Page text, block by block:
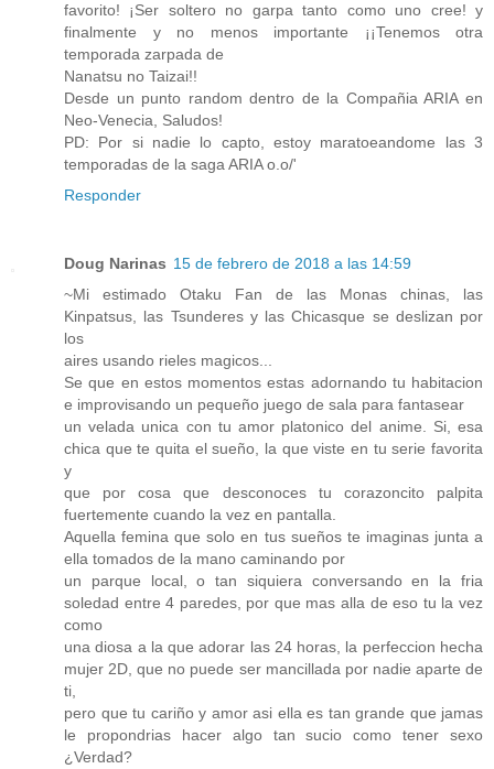
favorito! ¡Ser soltero no garpa tanto como uno cree! y
finalmente y no menos importante ¡¡Tenemos otra
temporada zarpada de
Nanatsu no Taizai!!
Desde un punto random dentro de la Compañia ARIA en
Neo-Venecia, Saludos!
PD: Por si nadie lo capto, estoy maratoeandome las 3
temporadas de la saga ARIA o.o/'
Responder
Doug Narinas 15 de febrero de 2018 a las 14:59
~Mi estimado Otaku Fan de las Monas chinas, las
Kinpatsus, las Tsunderes y las Chicasque se deslizan por
los
aires usando rieles magicos...
Se que en estos momentos estas adornando tu habitacion
e improvisando un pequeño juego de sala para fantasear
un velada unica con tu amor platonico del anime. Si, esa
chica que te quita el sueño, la que viste en tu serie favorita
y
que por cosa que desconoces tu corazoncito palpita
fuertemente cuando la vez en pantalla.
Aquella femina que solo en tus sueños te imaginas junta a
ella tomados de la mano caminando por
un parque local, o tan siquiera conversando en la fria
soledad entre 4 paredes, por que mas alla de eso tu la vez
como
una diosa a la que adorar las 24 horas, la perfeccion hecha
mujer 2D, que no puede ser mancillada por nadie aparte de
ti,
pero que tu cariño y amor asi ella es tan grande que jamas
le propondrias hacer algo tan sucio como tener sexo
¿Verdad?